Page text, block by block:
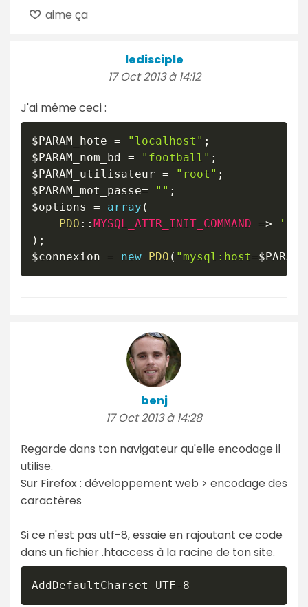
aime ça
ledisciple
17 Oct 2013 à 14:12
J'ai même ceci :
$PARAM_hote = "localhost" ;
$PARAM_nom_bd = "football" ;
$PARAM_utilisateur = "root" ;
$PARAM_mot_passe= "" ;
$options
= array (
PDO :: MYSQL_ATTR_INIT_COMMAND =>
) ;
$connexion = new PDO ( "mysql:host=
benj
17 Oct 2013 à 14:28
Regarde dans ton navigateur qu'elle encodage il
utilise.
Sur Firefox : développement web > encodage des
caractères
Si ce n'est pas utf-8, essaie en rajoutant ce code
dans un fichier .htaccess à la racine de ton site.
AddDefaultCharset UTF-8